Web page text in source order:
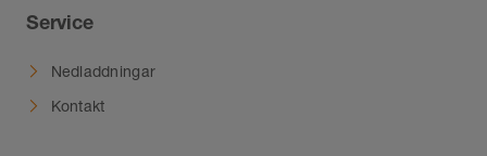
Service
Nedladdningar
Kontakt